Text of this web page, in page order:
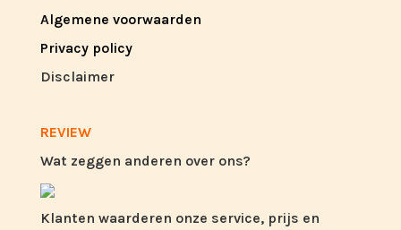
Algemene voorwaarden
Privacy policy
Disclaimer
REVIEW
Wat zeggen anderen over ons?
Klanten waarderen onze service, prijs en